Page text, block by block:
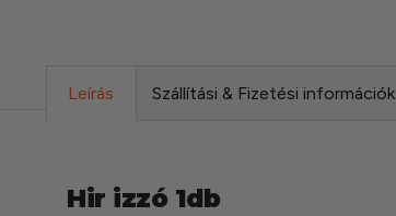
Leírás Szállítási & Fizetési információk
Hir izzó 1db